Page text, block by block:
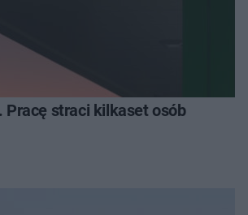
Pracę straci kilkaset osób